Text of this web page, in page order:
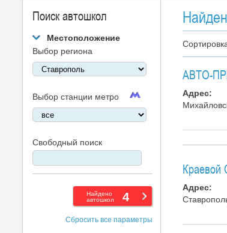
Поиск автошкол
Местоположение
Выбор региона
Выбор станции метро
Свободный поиск
Найдено
автошкол
4
Сбросить все параметры
АВТО-
Адрес:
Адрес: